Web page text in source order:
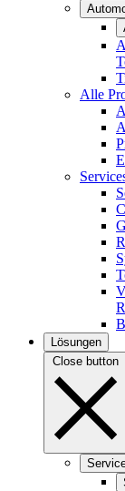
Alle
Lösungen
Close button